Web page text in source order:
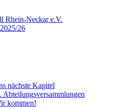
Rhein-Neckar e.V.
26
nächste Kapitel
kommen!